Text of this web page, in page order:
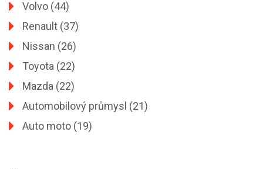
Volvo (44)
Renault (37)
Nissan (26)
Toyota (22)
Mazda (22)
Automobilový průmysl (21)
Auto moto (19)